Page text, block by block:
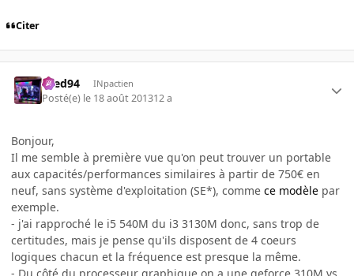
Citer
bred94 INpactien
Posté(e) le 18 août 201312 a
Bonjour,
Il me semble à première vue qu'on peut trouver un portable
aux capacités/performances similaires à partir de 750€ en
neuf, sans système d'exploitation (SE*), comme ce modèle par
exemple.
- j'ai rapproché le i5 540M du i3 3130M donc, sans trop de
certitudes, mais je pense qu'ils disposent de 4 coeurs
logiques chacun et la fréquence est presque la même.
- Du côté du processeur graphique on a une geforce 310M vs